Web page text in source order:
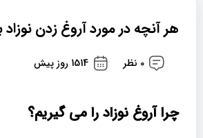
هر آنچه در مورد آروغ زدن نوزاد
0 نظر 1514 روز پیش
چرا آروغ نوزاد را می گیریم؟